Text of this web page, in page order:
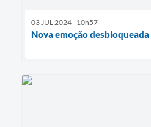
03 JUL 2024 - 10h57
Nova emoção desbloqueada